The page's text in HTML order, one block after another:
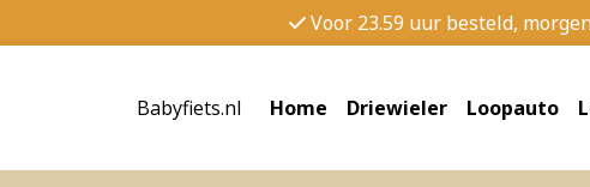
Voor 23.59 uur besteld,
Babyfiets.nl Home Driewieler Loopauto